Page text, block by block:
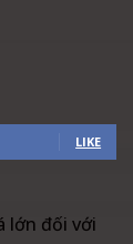
LIKE
lớn đối với